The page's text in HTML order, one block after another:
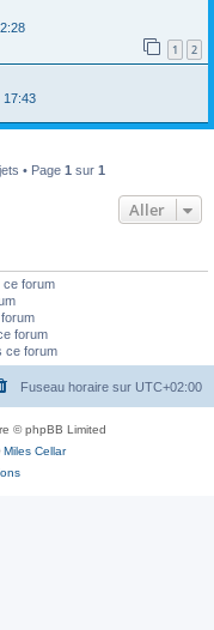
1 2
17:43
• Page 1 sur 1
Aller
ce forum
forum
ce forum
Fuseau horaire sur UTC+02:00
© phpBB Limited
Miles Cellar